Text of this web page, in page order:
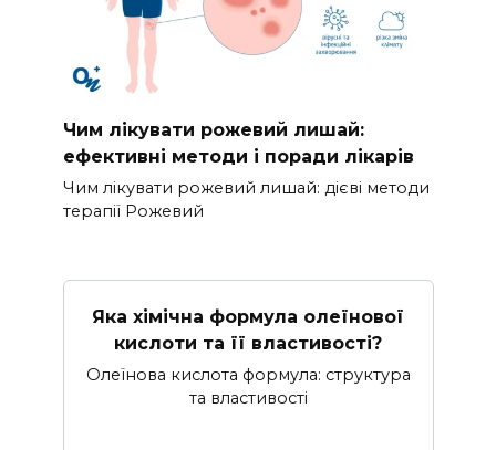
Чим лікувати рожевий лишай:
ефективні методи і поради лікарів
Чим лікувати рожевий лишай: дієві методи
терапії Рожевий
Яка хімічна формула олеїнової
кислоти та її властивості?
Олеїнова кислота формула: структура
та властивості